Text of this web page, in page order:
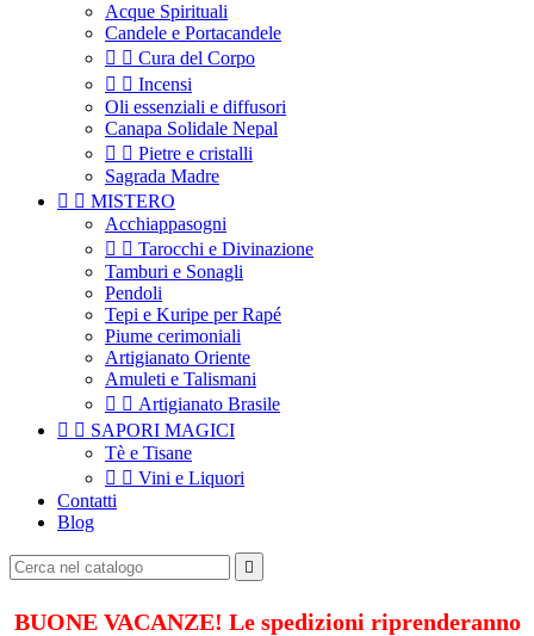
Acque Spirituali
Candele e Portacandele
  Cura del Corpo
  Incensi
Oli essenziali e diffusori
Canapa Solidale Nepal
  Pietre e cristalli
Sagrada Madre
  MISTERO
Acchiappasogni
  Tarocchi e Divinazione
Tamburi e Sonagli
Pendoli
Tepi e Kuripe per Rapé
Piume cerimoniali
Artigianato Oriente
Amuleti e Talismani
  Artigianato Brasile
  SAPORI MAGICI
Tè e Tisane
  Vini e Liquori
Contatti
Blog

BUONE VACANZE! Le spedizioni riprenderanno